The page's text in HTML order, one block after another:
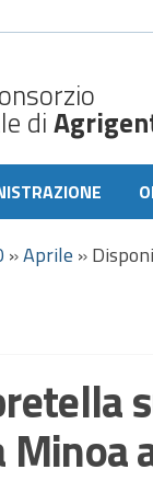
di
»Aprile »
Minoa